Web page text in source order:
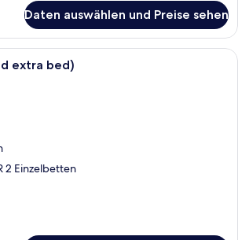
Daten auswählen und Preise sehen
Ein Hotelzimmer mit einem großen
extra bed)
2 Einzelbetten